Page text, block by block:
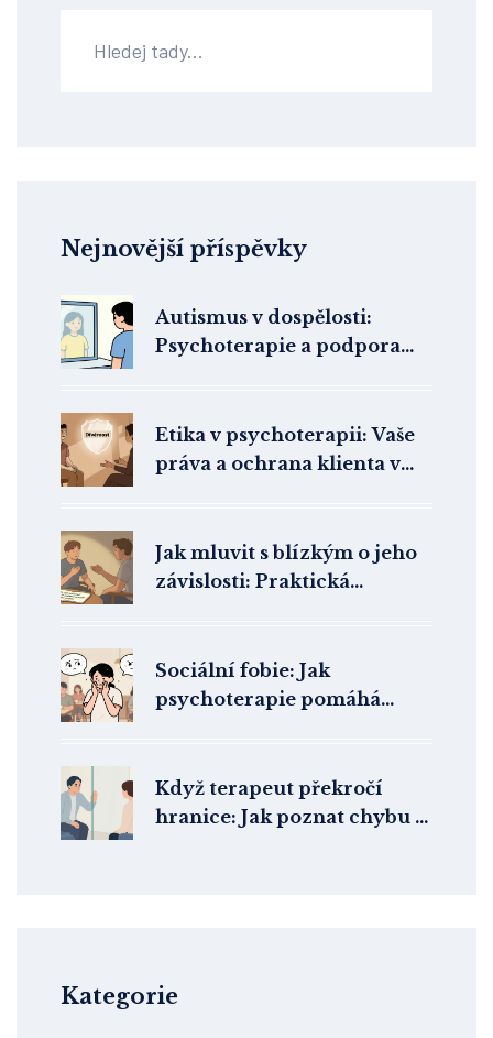
Nejnovější příspěvky
Autismus v dospělosti:
Psychoterapie a podpora
Etika v psychoterapii: Vaše
práva a ochrana klienta v
Jak mluvit s blízkým o jeho
závislosti: Praktická
Sociální fobie: Jak
psychoterapie pomáhá
Když terapeut překročí
hranice: Jak poznat chybu a
Kategorie